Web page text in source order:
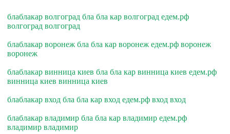
блаблакар волгоград бла бла кар волгоград едем.рф
волгоград волгоград
блаблакар воронеж бла бла кар воронеж едем.рф воронеж
воронеж
блаблакар винница киев бла бла кар винница киев едем.рф
винница киев винница киев
блаблакар вход бла бла кар вход едем.рф вход вход
блаблакар владимир бла бла кар владимир едем.рф
владимир владимир